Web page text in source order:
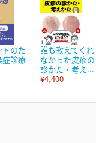
トのた
症診療
誰も教えてくれ
なかった皮疹の
診かた・考え...
¥4,400